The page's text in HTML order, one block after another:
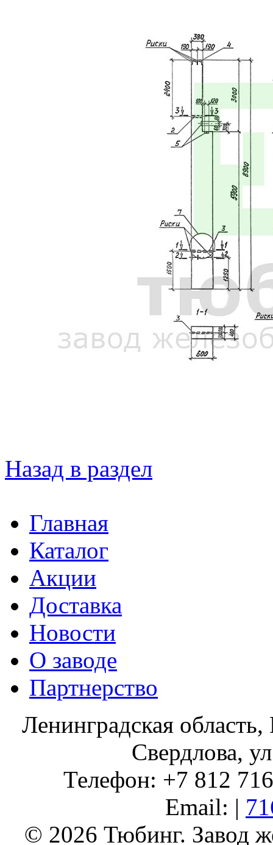
Назад в раздел
Главная
Каталог
Акции
Доставка
Новости
О заводе
Партнерство
Ленинградская
Свердлова,
Телефон: +7 812
Email: |
© 2026 Тюбинг. Завод